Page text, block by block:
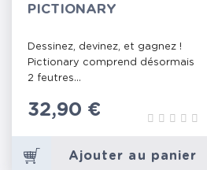
PICTIONARY
Dessinez, devinez, et gagnez !
Pictionary comprend désormais
2 feutres...
Prix
32,90 €
Ajouter au panier